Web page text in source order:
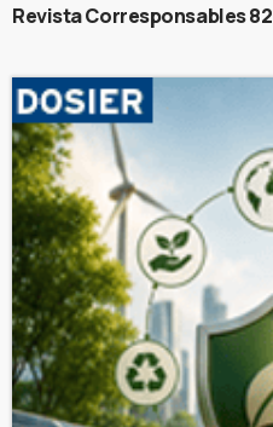
Revista Corresponsables 82